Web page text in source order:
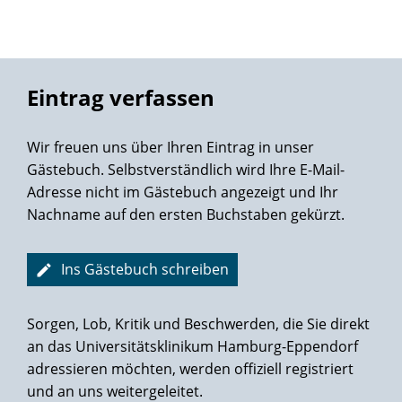
Eintrag verfassen
Wir freuen uns über Ihren Eintrag in unser
Gästebuch. Selbstverständlich wird Ihre E-Mail-
Adresse nicht im Gästebuch angezeigt und Ihr
Nachname auf den ersten Buchstaben gekürzt.
Ins Gästebuch schreiben
Sorgen, Lob, Kritik und Beschwerden, die Sie direkt
an das Universitätsklinikum Hamburg-Eppendorf
adressieren möchten, werden offiziell registriert
und an uns weitergeleitet.